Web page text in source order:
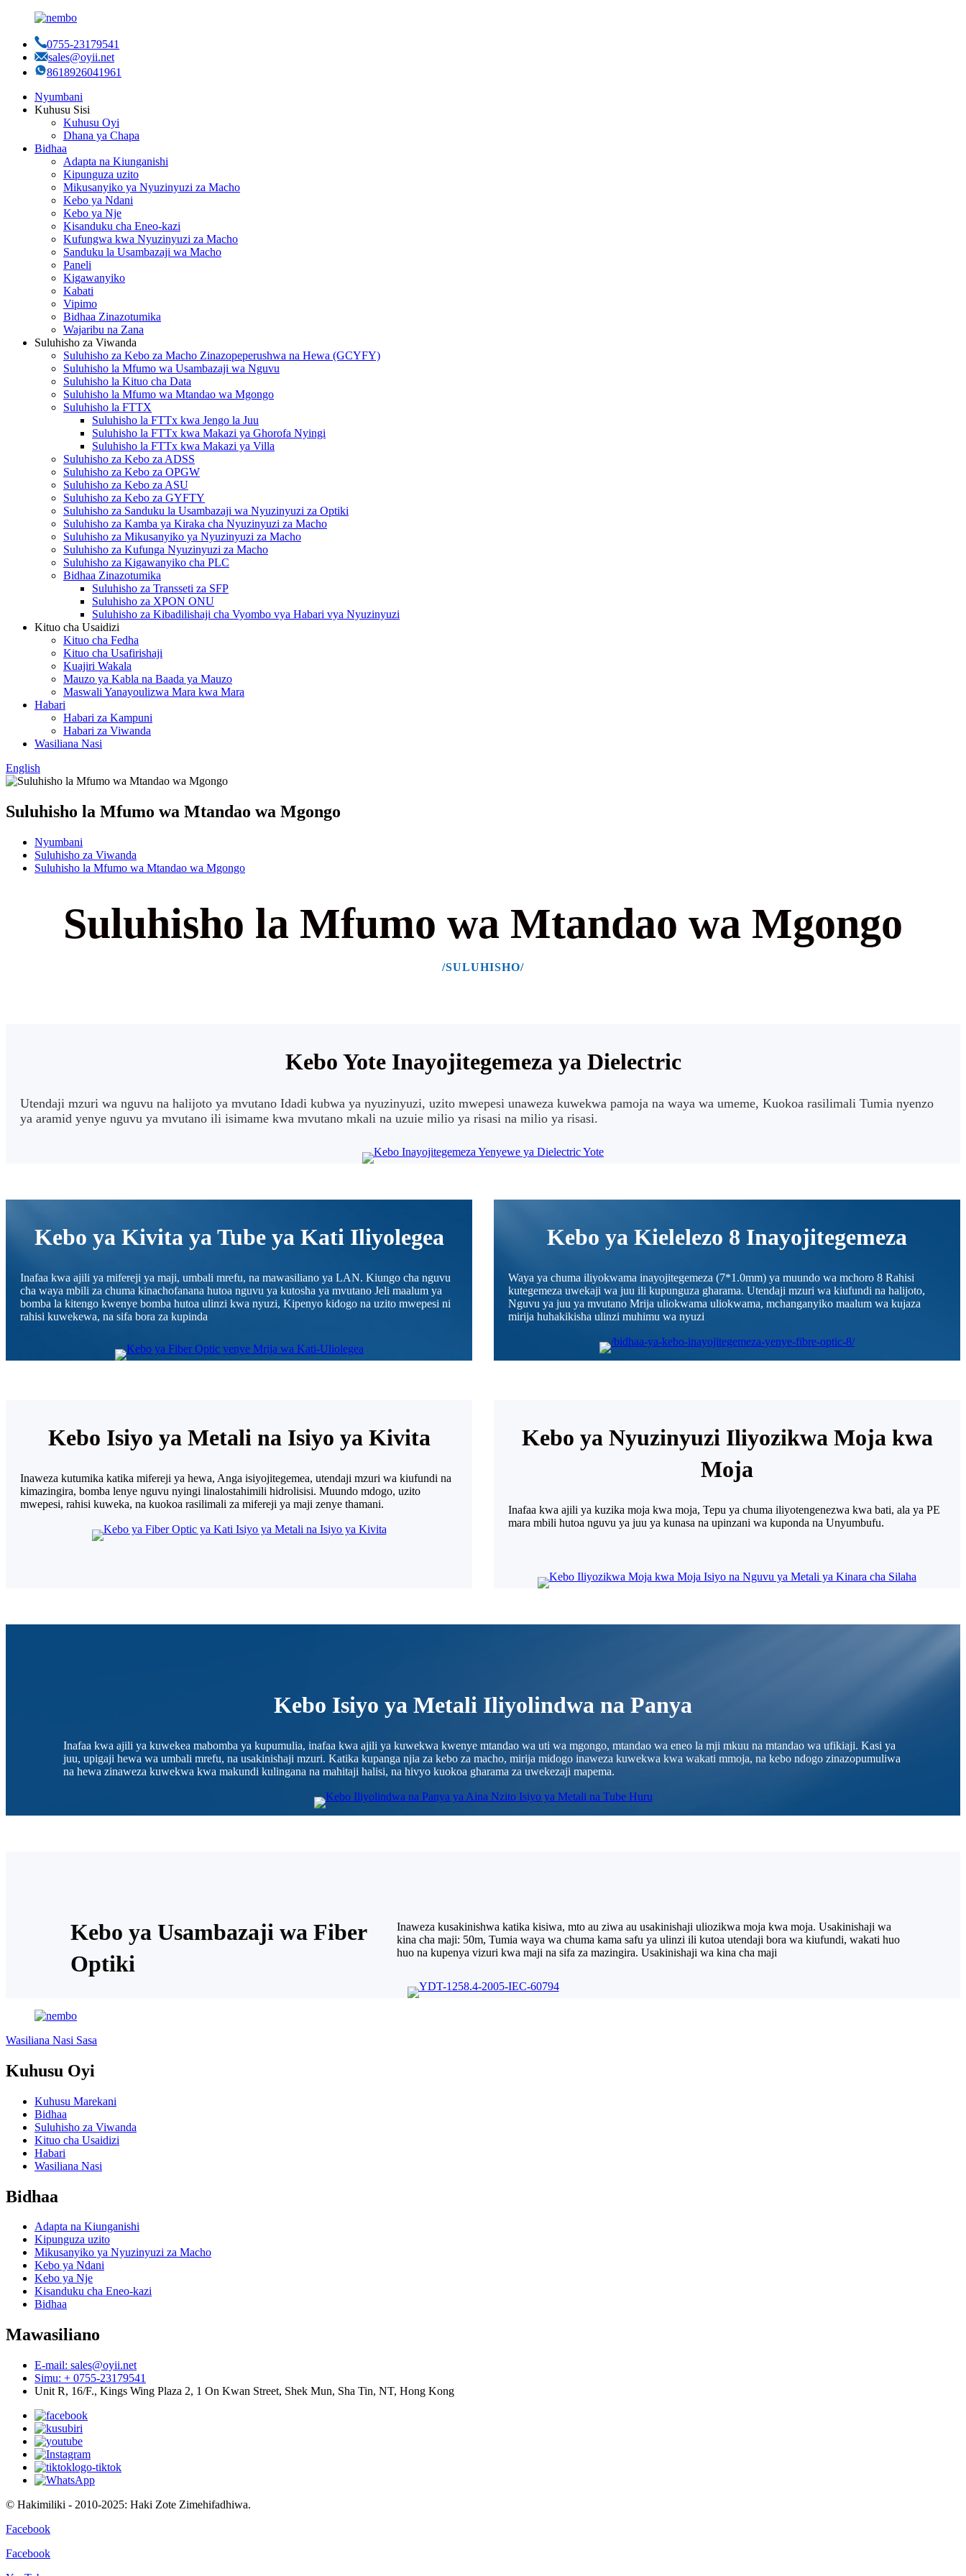
0755-23179541
sales@oyii.net
8618926041961
Nyumbani
Kuhusu Sisi
Kuhusu Oyi
Dhana ya Chapa
Bidhaa
Adapta na Kiunganishi
Kipunguza uzito
Mikusanyiko ya Nyuzinyuzi za Macho
Kebo ya Ndani
Kebo ya Nje
Kisanduku cha Eneo-kazi
Kufungwa kwa Nyuzinyuzi za Macho
Sanduku la Usambazaji wa Macho
Paneli
Kigawanyiko
Kabati
Vipimo
Bidhaa Zinazotumika
Wajaribu na Zana
Suluhisho za Viwanda
Suluhisho za Kebo za Macho Zinazopeperushwa na Hewa (GCYFY)
Suluhisho la Mfumo wa Usambazaji wa Nguvu
Suluhisho la Kituo cha Data
Suluhisho la Mfumo wa Mtandao wa Mgongo
Suluhisho la FTTX
Suluhisho la FTTx kwa Jengo la Juu
Suluhisho la FTTx kwa Makazi ya Ghorofa Nyingi
Suluhisho la FTTx kwa Makazi ya Villa
Suluhisho za Kebo za ADSS
Suluhisho za Kebo za OPGW
Suluhisho za Kebo za ASU
Suluhisho za Kebo za GYFTY
Suluhisho za Sanduku la Usambazaji wa Nyuzinyuzi za Optiki
Suluhisho za Kamba ya Kiraka cha Nyuzinyuzi za Macho
Suluhisho za Mikusanyiko ya Nyuzinyuzi za Macho
Suluhisho za Kufunga Nyuzinyuzi za Macho
Suluhisho za Kigawanyiko cha PLC
Bidhaa Zinazotumika
Suluhisho za Transseti za SFP
Suluhisho za XPON ONU
Suluhisho za Kibadilishaji cha Vyombo vya Habari vya Nyuzinyuzi
Kituo cha Usaidizi
Kituo cha Fedha
Kituo cha Usafirishaji
Kuajiri Wakala
Mauzo ya Kabla na Baada ya Mauzo
Maswali Yanayoulizwa Mara kwa Mara
Habari
Habari za Kampuni
Habari za Viwanda
Wasiliana Nasi
English
Suluhisho la Mfumo wa Mtandao wa Mgongo
Nyumbani
Suluhisho za Viwanda
Suluhisho la Mfumo wa Mtandao wa Mgongo
Suluhisho la Mfumo wa Mtandao wa Mgongo
/SULUHISHO/
Kebo Yote Inayojitegemeza ya Dielectric
Utendaji mzuri wa nguvu na halijoto ya mvutano Idadi kubwa ya nyuzinyuzi, uzito mwepesi unaweza kuwekwa pamoja na waya wa umeme, Kuokoa rasilimali Tumia nyenzo
ya aramid yenye nguvu ya mvutano ili isimame kwa mvutano mkali na uzuie milio ya risasi na milio ya risasi.
Kebo ya Kivita ya Tube ya Kati Iliyolegea
Inafaa kwa ajili ya mifereji ya maji, umbali mrefu, na mawasiliano ya LAN. Kiungo cha nguvu
cha waya mbili za chuma kinachofanana hutoa nguvu ya kutosha ya mvutano Jeli maalum ya
bomba la kitengo kwenye bomba hutoa ulinzi kwa nyuzi, Kipenyo kidogo na uzito mwepesi ni
rahisi kuwekewa, na sifa bora za kupinda
Kebo ya Kielelezo 8 Inayojitegemeza
Waya ya chuma iliyokwama inayojitegemeza (7*1.0mm) ya muundo wa mchoro 8 Rahisi
kutegemeza uwekaji wa juu ili kupunguza gharama. Utendaji mzuri wa kiufundi na halijoto,
Nguvu ya juu ya mvutano Mrija uliokwama uliokwama, mchanganyiko maalum wa kujaza
mirija huhakikisha ulinzi muhimu wa nyuzi
Kebo Isiyo ya Metali na Isiyo ya Kivita
Inaweza kutumika katika mifereji ya hewa, Anga isiyojitegemea, utendaji mzuri wa kiufundi na
kimazingira, bomba lenye nguvu nyingi linalostahimili hidrolisisi. Muundo mdogo, uzito
mwepesi, rahisi kuweka, na kuokoa rasilimali za mifereji ya maji zenye thamani.
Kebo ya Nyuzinyuzi Iliyozikwa Moja kwa
Moja
Inafaa kwa ajili ya kuzika moja kwa moja, Tepu ya chuma iliyotengenezwa kwa bati, ala ya PE
mara mbili hutoa nguvu ya juu ya kunasa na upinzani wa kuponda na Unyumbufu.
Kebo Isiyo ya Metali Iliyolindwa na Panya
Inafaa kwa ajili ya kuwekea mabomba ya kupumulia, inafaa kwa ajili ya kuwekwa kwenye mtandao wa uti wa mgongo, mtandao wa eneo la mji mkuu na mtandao wa ufikiaji. Kasi ya
juu, upigaji hewa wa umbali mrefu, na usakinishaji mzuri. Katika kupanga njia za kebo za macho, mirija midogo inaweza kuwekwa kwa wakati mmoja, na kebo ndogo zinazopumuliwa
na hewa zinaweza kuwekwa kwa makundi kulingana na mahitaji halisi, na hivyo kuokoa gharama za uwekezaji mapema.
Kebo ya Usambazaji wa Fiber
Optiki
Inaweza kusakinishwa katika kisiwa, mto au ziwa au usakinishaji uliozikwa moja kwa moja. Usakinishaji wa
kina cha maji: 50m, Tumia waya wa chuma kama safu ya ulinzi ili kutoa utendaji bora wa kiufundi, wakati huo
huo na kupenya vizuri kwa maji na sifa za mazingira. Usakinishaji wa kina cha maji
Wasiliana Nasi Sasa
Kuhusu Oyi
Kuhusu Marekani
Bidhaa
Suluhisho za Viwanda
Kituo cha Usaidizi
Habari
Wasiliana Nasi
Bidhaa
Adapta na Kiunganishi
Kipunguza uzito
Mikusanyiko ya Nyuzinyuzi za Macho
Kebo ya Ndani
Kebo ya Nje
Kisanduku cha Eneo-kazi
Bidhaa
Mawasiliano
E-mail: sales@oyii.net
Simu: + 0755-23179541
Unit R, 16/F., Kings Wing Plaza 2, 1 On Kwan Street, Shek Mun, Sha Tin, NT, Hong Kong
© Hakimiliki - 2010-2025: Haki Zote Zimehifadhiwa.
Facebook
Facebook